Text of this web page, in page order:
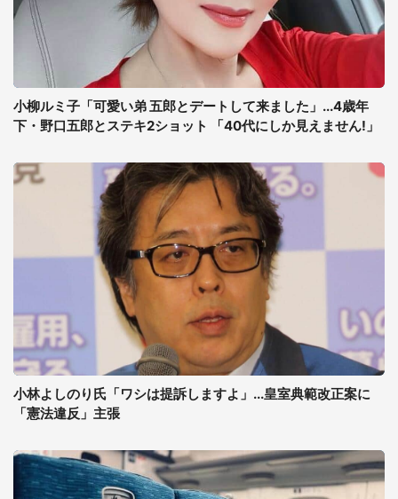
小柳ルミ子「可愛い弟 五郎とデートして来ました」...4歳年
下・野口五郎とステキ2ショット 「40代にしか見えません!」
小林よしのり氏「ワシは提訴しますよ」...皇室典範改正案に
「憲法違反」主張